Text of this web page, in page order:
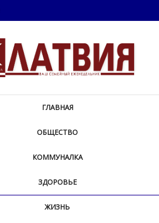
ГЛАВНАЯ
ОБЩЕСТВО
КОММУНАЛКА
ЗДОРОВЬЕ
ЖИЗНЬ